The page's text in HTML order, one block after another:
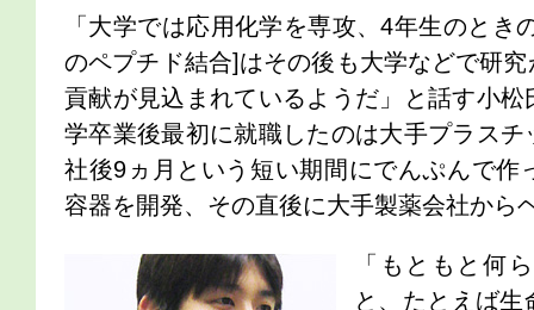
「大学では応用化学を専攻、4年生のとき
のペプチド結合]はその後も大学などで研
貢献が見込まれているようだ」と話す小
学卒業後最初に就職したのは大手プラス
社後9ヵ月という短い期間にでんぷんで作
容器を開発、その直後に大手製薬会社から
「もともと何
と、たとえば